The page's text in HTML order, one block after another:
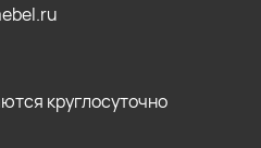
круглосуточно